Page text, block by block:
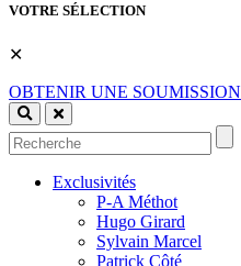
VOTRE SÉLECTION
✕
OBTENIR UNE SOUMISSION
Exclusivités
P-A Méthot
Hugo Girard
Sylvain Marcel
Patrick Côté